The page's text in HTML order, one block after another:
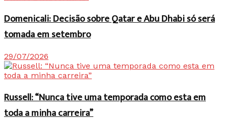
Domenicali: Decisão sobre Qatar e Abu Dhabi só será
tomada em setembro
29/07/2026
Russell: “Nunca tive uma temporada como esta em
toda a minha carreira”